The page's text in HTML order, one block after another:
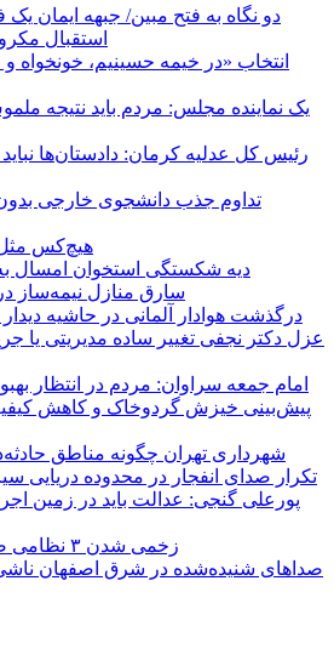
دو نگاه به فتح مبین/ جبهه ایمان
استقبال
انتخاب «در خیمه حسینیم، خونخواه و
یک نماینده مجلس: مردم باید نتیجه
رئیس کل عدلیه کرمان: دادستان‌ها
تداوم جذب دانشجوی خارجی
هیچ‌کس
دیه شکستگی استخوان امسال به ۴۲۰ میلیون تومان
۲ سارق منازل نیمه‌ساز
درگذشت هوادار آلمانی در حاشیه دیدار
عزل دکتر نجفی تغییر ساده مدیریتی یا
امام جمعه سراوان: مردم در انتظار
پیش‌بینی خیزش گردوخاک و کاهش
شهرداری تهران چگونه مناطق
تکرار صدای انفجار در محدوده دریایی
پورعلی گنجی: عدالت باید در زمین
زخمی شدن ۳ نظامی صهیونیست در جنوب لبنان
صداهای شنیده‌شده در شرق اصفهان